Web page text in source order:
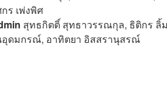
ร เพ่งพิศ
สุทธกิตติ์​ สุทธาวรรณกุล, ธิติกร
ดมกรณ์, อาทิตยา อิสสรานุสรณ์